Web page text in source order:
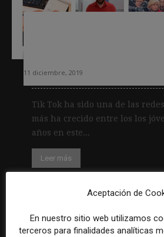
11 diciembre, 2019
Tik Tok ha sido una de las
más ha crecido entre los los
años en este...
Leer más
1 2
Aceptación de
En nuestro sitio web utilizamos
terceros para finalidades analíticas